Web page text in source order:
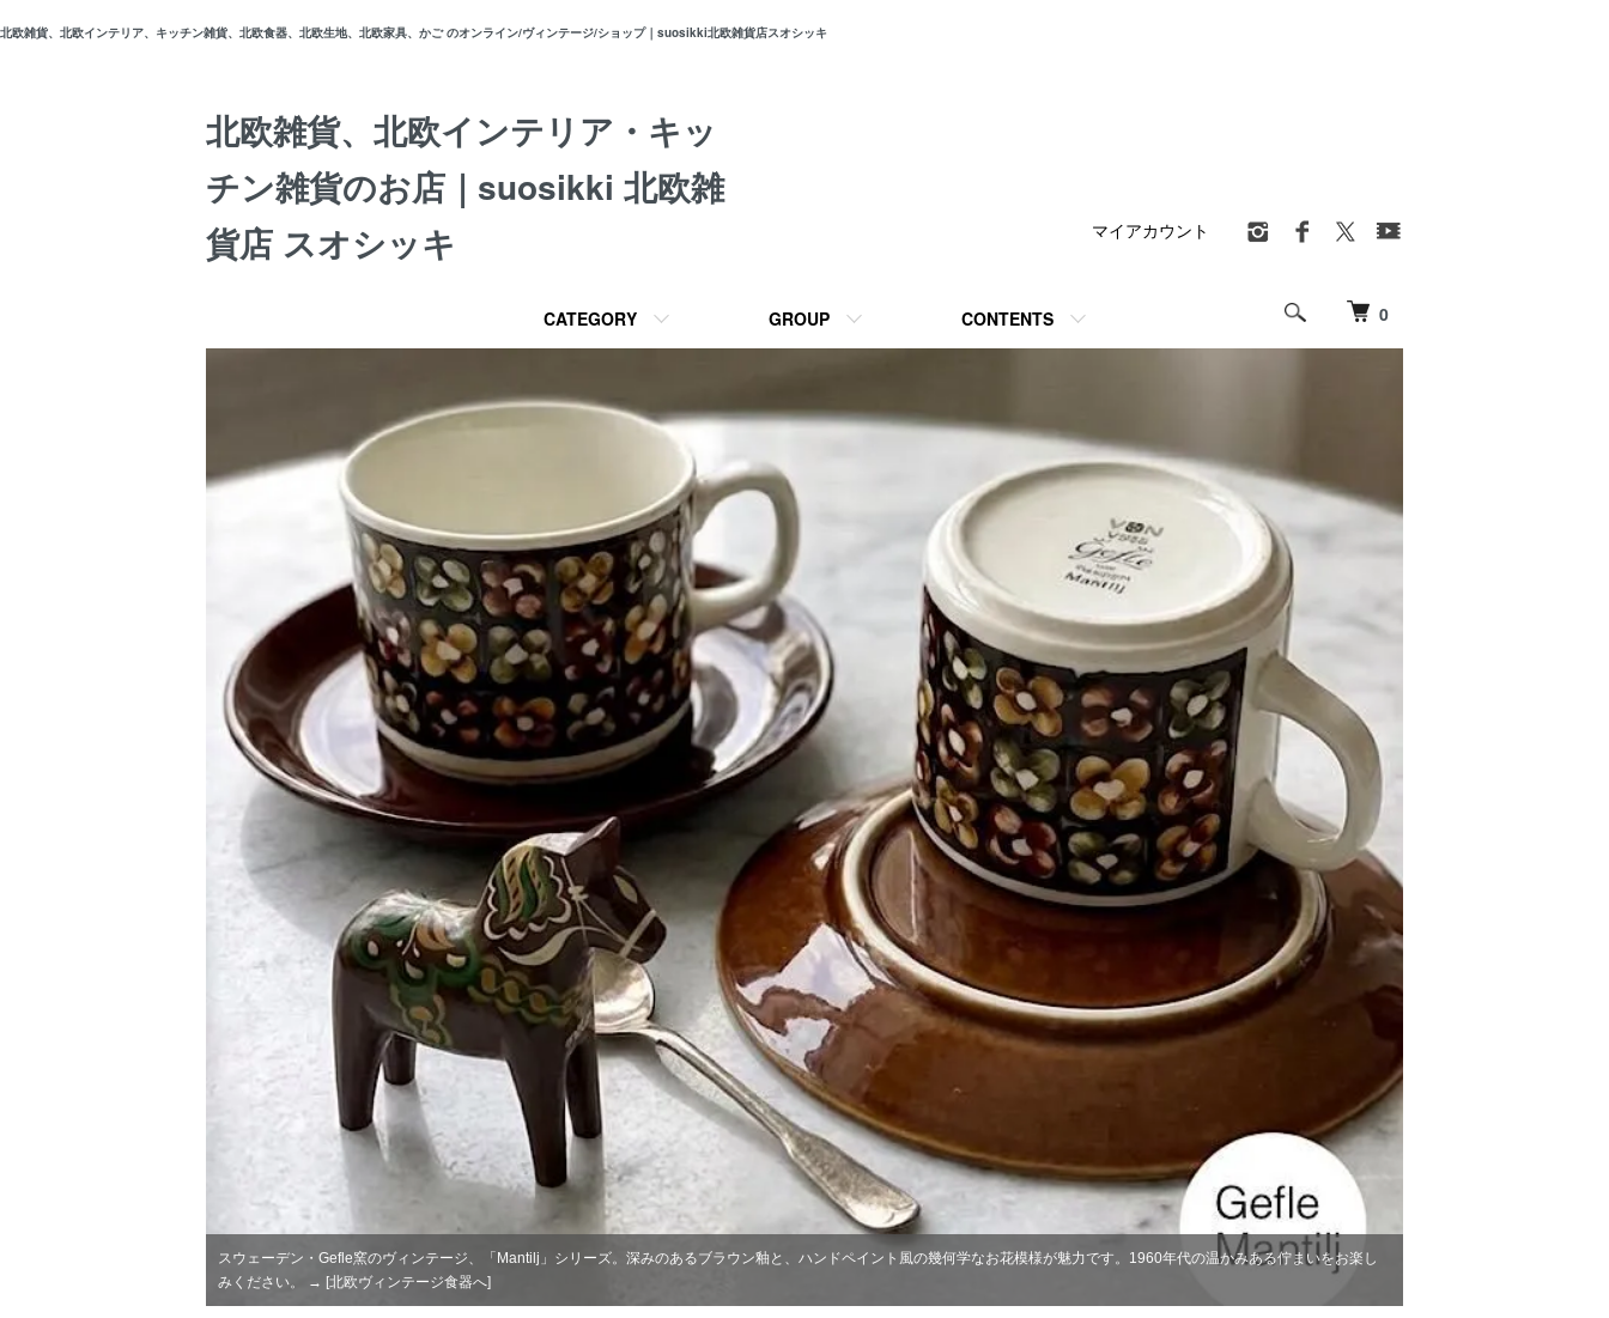
北欧雑貨、北欧インテリア、キッチン雑貨、北欧食器、北欧生地、北欧家具、かご のオンライン/ヴィンテージ/ショップ｜suosikki北欧雑貨店スオシッキ
北欧雑貨、北欧インテリア・キッ
チン雑貨のお店｜suosikki 北欧雑
貨店 スオシッキ
0
CATEGORY GROUP CONTENTS
マイアカウント
「フィンランドの自然豊かな空気感とOiva Toikkaのアートピース」一日の終わりに眺める至福な時間、自分へのご褒美、大切な人へのギフトに、一生モノのコレクション